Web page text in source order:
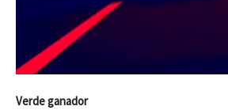
Verde ganador